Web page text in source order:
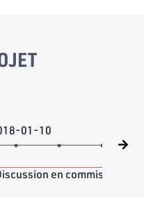
01-10
en commission